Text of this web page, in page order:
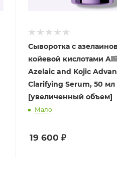
Сыворотка с
койевой кислотами
Azelaic and Kojic
Clarifying Serum, 50 мл
[увеличенный объем]
Мало
19 600 ₽